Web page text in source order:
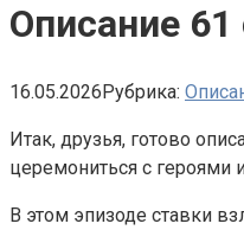
Описание
16.05.2026Рубрика:
Итак, друзья, готово
церемониться с героями
В этом эпизоде ставки